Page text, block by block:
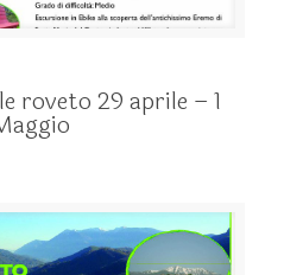
roveto 29 aprile – 1